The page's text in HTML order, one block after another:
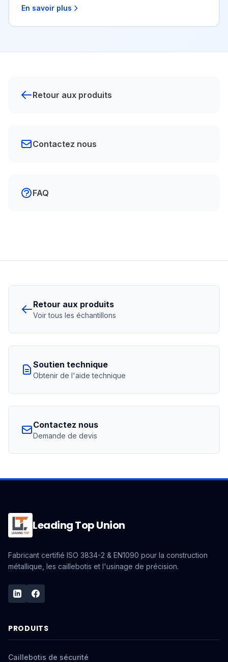
En savoir plus
Retour aux produits
Contactez nous
FAQ
Retour aux produits
Voir tous les échantillons
Soutien technique
Obtenir de l'aide technique
Contactez nous
Demande de devis
Leading Top Union
Fabricant certifié ISO 3834-2 & EN1090 pour la construction
métallique, les caillebotis et l'usinage de précision.
PRODUITS
Caillebotis de sécurité